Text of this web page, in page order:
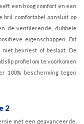
een hoog comfort en een
bril comfortabel aansluit op
de ventilerende, dubbele
eigenschappen. Dit
bevriest of beslaat. De
profiel om te voorkomen
100% bescherming tegen
2
met een geavanceerde,